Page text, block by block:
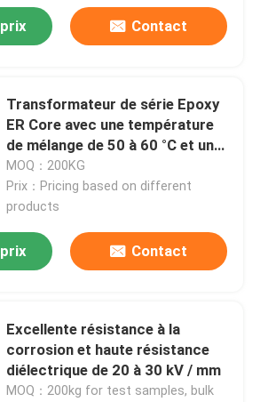
Contact
Transformateur de série Epoxy
ER Core avec une température
de mélange de 50 à 60 °C et une
viscosité de 200 à 500
MOQ：200KG
Prix：Pricing based on different
products
Contact
Excellente résistance à la
corrosion et haute résistance
diélectrique de 20 à 30 kV / mm
MOQ：200kg for test samples, bulk